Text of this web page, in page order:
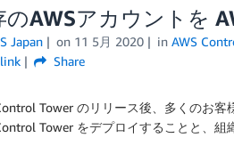
のAWSアカウントを
Japan on 11 5月 2020 in AWS
Share
Tower のリリース後、多くのお
Tower をデプロイすることと、組